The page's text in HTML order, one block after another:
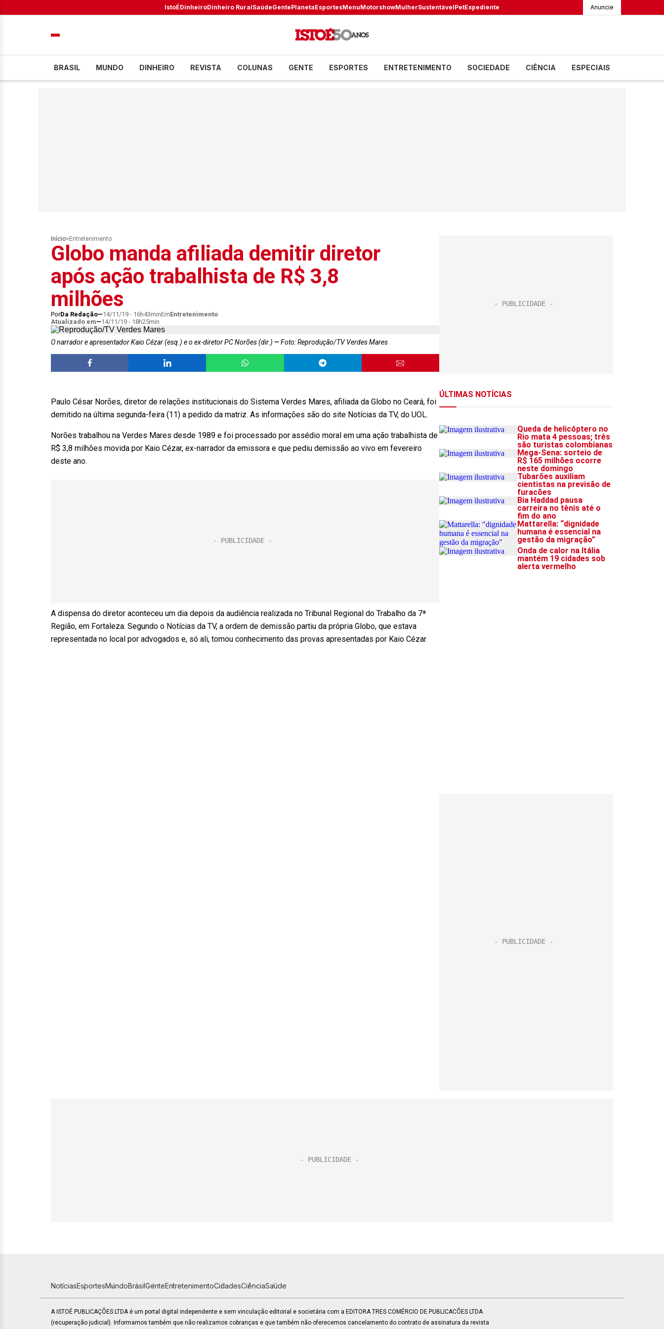
IstoÉDinheiroDinheiro RuralSaúdeGentePlanetaEsportesMenuMotorshowMulherSustentávelPetExpediente Anuncie
BRASIL MUNDO DINHEIRO REVISTA COLUNAS GENTE ESPORTES ENTRETENIMENTO SOCIEDADE CIÊNCIA ESPECIAIS
Início> Entretenimento
Globo manda afiliada demitir diretor
após ação trabalhista de R$ 3,8
milhões
PorDa Redação 14/11/19 - 16h43minEmEntretenimento
Atualizado em
14/11/19 - 18h25min
O narrador e apresentador Kaio Cézar (esq.) e o ex-diretor PC Norões (dir.) Foto: Reprodução/TV Verdes Mares
Paulo César Norões, diretor de relações institucionais do Sistema Verdes Mares, afiliada da Globo no Ceará, foi
demitido na última segunda-feira (11) a pedido da matriz. As informações são do site Notícias da TV, do UOL.
Norões trabalhou na Verdes Mares desde 1989 e foi processado por assédio moral em uma ação trabalhista de
R$ 3,8 milhões movida por Kaio Cézar, ex-narrador da emissora e que pediu demissão ao vivo em fevereiro
deste ano.
A dispensa do diretor aconteceu um dia depois da audiência realizada no Tribunal Regional do Trabalho da 7ª
Região, em Fortaleza. Segundo o Notícias da TV, a ordem de demissão partiu da própria Globo, que estava
representada no local por advogados e, só ali, tomou conhecimento das provas apresentadas por Kaio Cézar.
NotíciasEsportesMundoBrasilGenteEntretenimentoCidadesCiênciaSaúde
A ISTOÉ PUBLICAÇÕES LTDA é um portal digital independente e sem vinculação editorial e societária com a EDITORA TRES COMÉRCIO DE PUBLICACÕES LTDA
(recuperação judicial). Informamos também que não realizamos cobranças e que também não oferecemos cancelamento do contrato de assinatura da revista